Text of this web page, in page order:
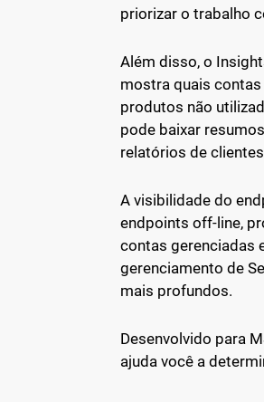
priorizar o trabalho
Além disso, o
mostra quais
produtos não
pode baixar
relatórios de
A visibilidade do
endpoints off-line,
contas gerenciadas
gerenciamento de
mais profundos.
Desenvolvido para
ajuda você a